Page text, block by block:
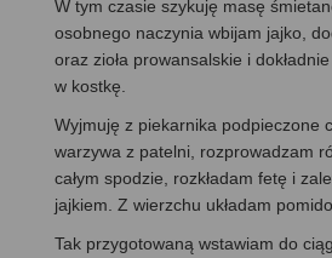
W tym czasie szykuję masę
osobnego naczynia wbijam jajko,
oraz zioła prowansalskie i
w kostkę.
Wyjmuję z piekarnika podpieczone
warzywa z patelni, rozprowadzam
całym spodzie, rozkładam fetę i
jajkiem. Z wierzchu układam
Tak przygotowaną wstawiam do